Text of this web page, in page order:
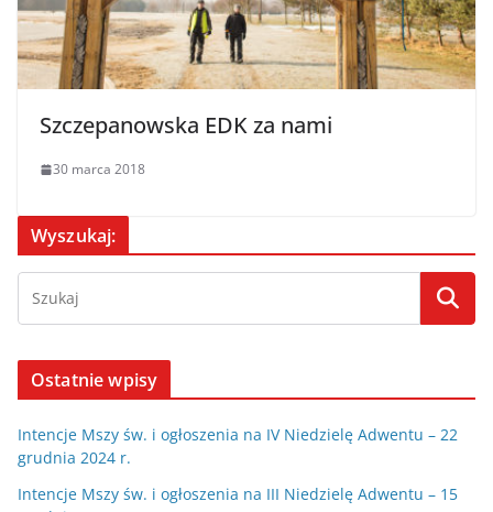
Szczepanowska EDK za nami
30 marca 2018
Wyszukaj:
Ostatnie wpisy
Intencje Mszy św. i ogłoszenia na IV Niedzielę Adwentu – 22
grudnia 2024 r.
Intencje Mszy św. i ogłoszenia na III Niedzielę Adwentu – 15